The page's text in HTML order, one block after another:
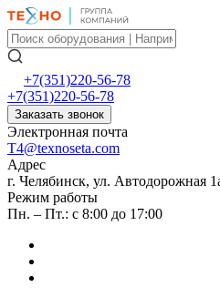
+7(351)220-56-78
+7(351)220-56-78
Заказать звонок
Электронная почта
T4@texnoseta.com
Адрес
г. Челябинск, ул. Автодорожная
Режим работы
Пн. – Пт.: с 8:00 до 17:00